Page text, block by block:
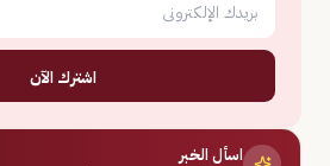
اشترك الآن
اسأل الخبر